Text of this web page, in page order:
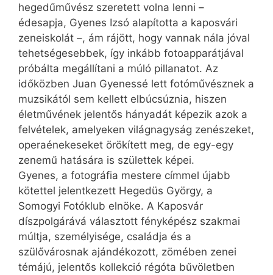
hegedűművész szeretett volna lenni –
édesapja, Gyenes Izsó alapította a kaposvári
zeneiskolát –, ám rájött, hogy vannak nála jóval
tehetségesebbek, így inkább fotoapparátjával
próbálta megállítani a múló pillanatot. Az
időközben Juan Gyenessé lett fotóművésznek a
muzsikától sem kellett elbúcsúznia, hiszen
életművének jelentős hányadát képezik azok a
felvételek, amelyeken világnagyság zenészeket,
operaénekeseket örökített meg, de egy-egy
zenemű hatására is születtek képei.
Gyenes, a fotográfia mestere címmel újabb
kötettel jelentkezett Hegedüs György, a
Somogyi Fotóklub elnöke. A Kaposvár
díszpolgárává választott fényképész szakmai
múlt­ja, személyisége, családja és a
szülővárosnak ajándékozott, zömében zenei
témájú, jelentős kollekció régóta bűvöletben